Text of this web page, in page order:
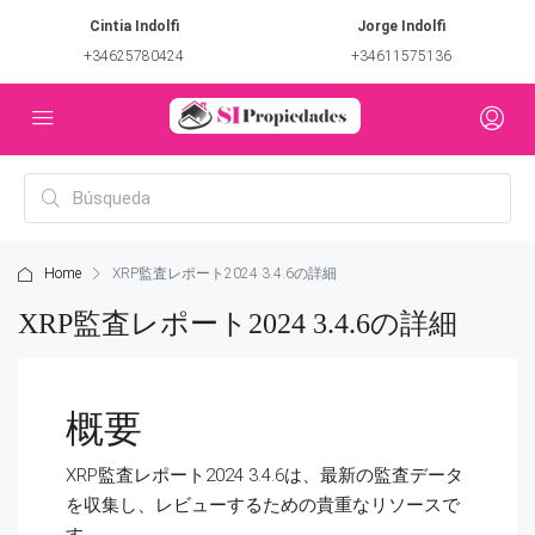
Cintia Indolfi
+34625780424
Jorge Indolfi
+34611575136
Home XRP監査レポート2024 3.4.6の詳細
XRP監査レポート2024 3.4.6の詳細
概要
XRP監査レポート2024 3.4.6は、最新の監査データ
を収集し、レビューするための貴重なリソースで